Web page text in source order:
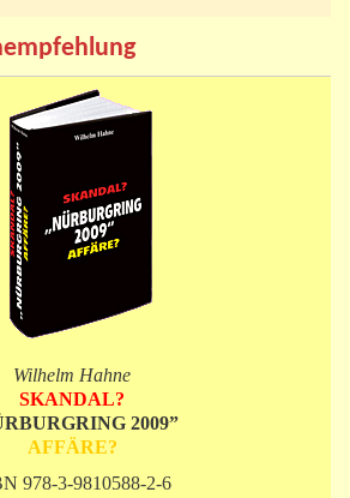
Wilhelm Hahne
SKANDAL?
2009”
AFFÄRE?
978-3-9810588-2-6